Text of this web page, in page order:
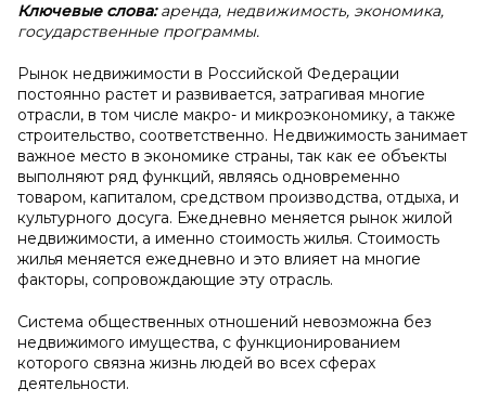
Ключевые слова:аренда, недвижимость, экономика,
государственные программы.
Рынок недвижимости в Российской Федерации
постоянно растет и развивается, затрагивая многие
отрасли, в том числе макро- и микроэкономику, а также
строительство, соответственно. Недвижимость занимает
важное место в экономике страны, так как ее объекты
выполняют ряд функций, являясь одновременно
товаром, капиталом, средством производства, отдыха, и
культурного досуга. Ежедневно меняется рынок жилой
недвижимости, а именно стоимость жилья. Стоимость
жилья меняется ежедневно и это влияет на многие
факторы, сопровождающие эту отрасль.
Система общественных отношений невозможна без
недвижимого имущества, с функционированием
которого связна жизнь людей во всех сферах
деятельности.